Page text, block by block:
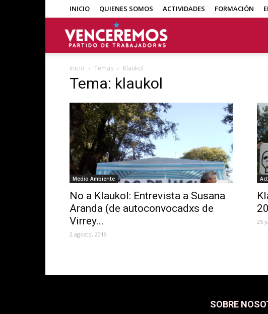
INICIO QUIENES SOMOS ACTIVIDADES FORMACIÓN
Inicio Temas Klaukol
Tema: klaukol
Medio Ambiente
No a Klaukol: Entrevista a Susana
Aranda (de autoconvocadxs de
Virrey...
2 agosto, 2019
25
SOBRE